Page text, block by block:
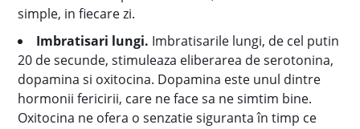
simple, in fiecare zi.
Imbratisari lungi. Imbratisarile lungi, de cel putin
20 de secunde, stimuleaza eliberarea de serotonina,
dopamina si oxitocina. Dopamina este unul dintre
hormonii fericirii, care ne face sa ne simtim bine.
Oxitocina ne ofera o senzatie siguranta în timp ce